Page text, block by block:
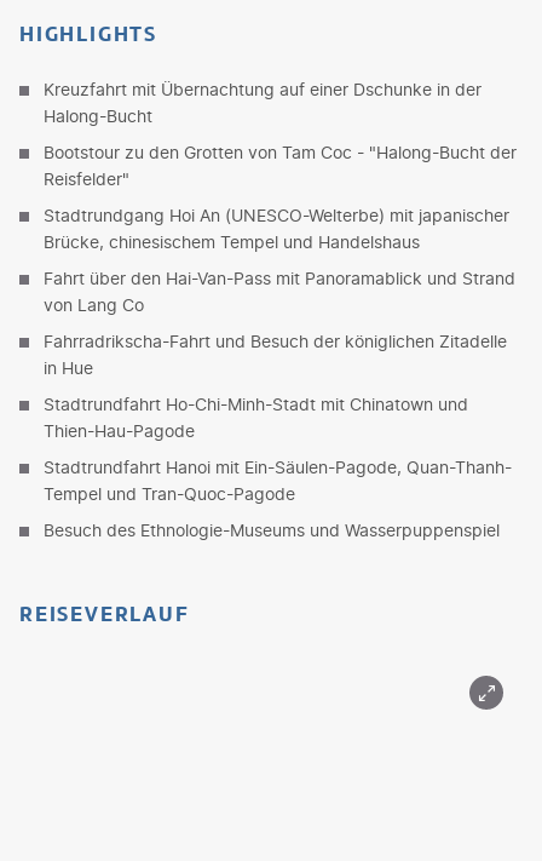
HIGHLIGHTS
Kreuzfahrt mit Übernachtung auf einer Dschunke in der
Halong-Bucht
Bootstour zu den Grotten von Tam Coc - "Halong-Bucht der
Reisfelder"
Stadtrundgang Hoi An (UNESCO-Welterbe) mit japanischer
Brücke, chinesischem Tempel und Handelshaus
Fahrt über den Hai-Van-Pass mit Panoramablick und Strand
von Lang Co
Fahrradrikscha-Fahrt und Besuch der königlichen Zitadelle
in Hue
Stadtrundfahrt Ho-Chi-Minh-Stadt mit Chinatown und
Thien-Hau-Pagode
Stadtrundfahrt Hanoi mit Ein-Säulen-Pagode, Quan-Thanh-
Tempel und Tran-Quoc-Pagode
Besuch des Ethnologie-Museums und Wasserpuppenspiel
REISEVERLAUF